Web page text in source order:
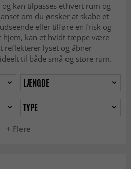
kan tilpasses ethvert rum og
om du ønsker at skabe et
eller tilføre en frisk og
hjem, kan et hvidt tæppe være
reflekterer lyset og åbner
til både små og store rum.
+ Flere
LÆNGDE
TYPE